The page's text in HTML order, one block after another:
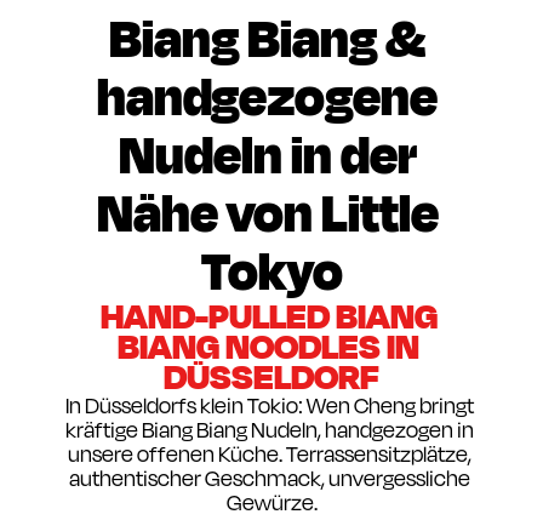
Biang Biang &
handgezogene
Nudeln in der
Nähe von Little
Tokyo
HAND-PULLED BIANG
BIANG NOODLES IN
DÜSSELDORF
In Düsseldorfs klein Tokio: Wen Cheng bringt
kräftige Biang Biang Nudeln, handgezogen in
unsere offenen Küche. Terrassensitzplätze,
authentischer Geschmack, unvergessliche
Gewürze.